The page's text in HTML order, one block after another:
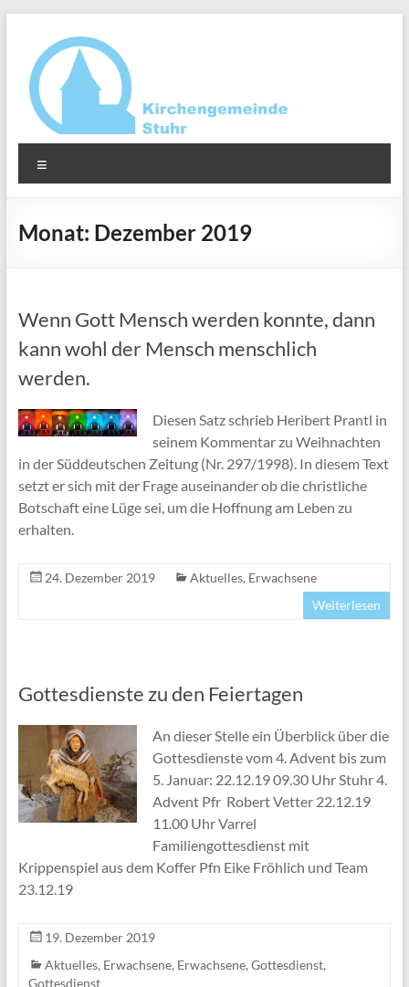
springen
Ev.-
luth.
Kirchengemeinde
Monat: Dezember 2019
Wenn Gott Mensch werden konnte, dann
kann wohl der Mensch menschlich
werden.
Diesen Satz schrieb Heribert Prantl in
seinem Kommentar zu Weihnachten
in der Süddeutschen Zeitung (Nr. 297/1998). In diesem Text
setzt er sich mit der Frage auseinander ob die christliche
Botschaft eine Lüge sei, um die Hoffnung am Leben zu
erhalten.
24. Dezember 2019 Aktuelles, Erwachsene
Weiterlesen
Gottesdienste zu den Feiertagen
An dieser Stelle ein Überblick über die
Gottesdienste vom 4. Advent bis zum
5. Januar: 22.12.19 09.30 Uhr Stuhr 4.
Advent Pfr Robert Vetter 22.12.19
11.00 Uhr Varrel
Familiengottesdienst mit
Krippenspiel aus dem Koffer Pfn Eike Fröhlich und Team
23.12.19
19. Dezember 2019
Aktuelles, Erwachsene, Erwachsene, Gottesdienst,
Gottesdienst